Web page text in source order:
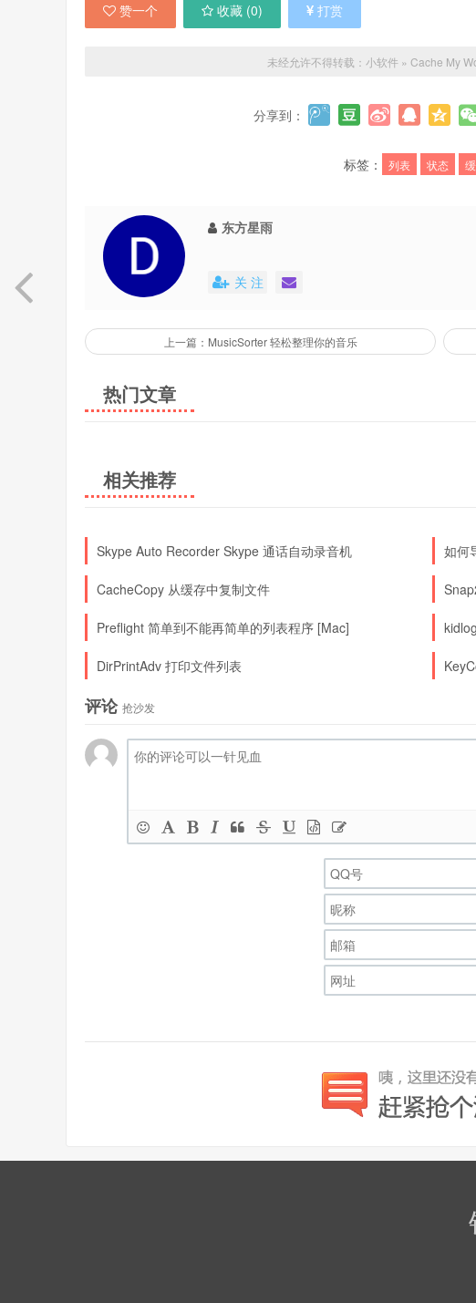
赞一个 收藏 (0) 打赏
未经允许不得转载： 小软件 » Cache My
分享到：
标签： 列表 状态
东方星雨
关 注
上一篇：MusicSorter 轻松整理你的音乐
热门文章
相关推荐
Skype Auto Recorder Skype 通话自动录音机 如何
CacheCopy 从缓存中复制文件
Preflight 简单到不能再简单的列表程序 [Mac]
DirPrintAdv 打印文件列表
评论 抢沙发